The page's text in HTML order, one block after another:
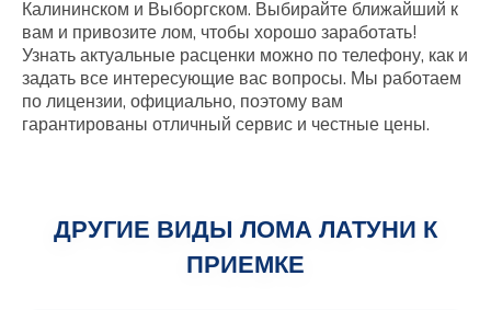
Калининском и Выборгском. Выбирайте ближайший к
вам и привозите лом, чтобы хорошо заработать!
Узнать актуальные расценки можно по телефону, как и
задать все интересующие вас вопросы. Мы работаем
по лицензии, официально, поэтому вам
гарантированы отличный сервис и честные цены.
ДРУГИЕ ВИДЫ ЛОМА ЛАТУНИ К
ПРИЕМКЕ